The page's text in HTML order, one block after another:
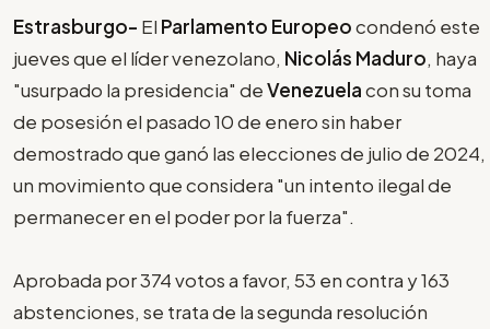
Estrasburgo- El Parlamento Europeocondenó este
jueves que el líder venezolano, Nicolás Maduro, haya
"usurpado la presidencia" deVenezuelacon su toma
de posesión el pasado 10 de enero sin haber
demostrado que ganó las elecciones de julio de 2024,
un movimiento que considera "un intento ilegal de
permanecer en el poder por la fuerza".
Aprobada por 374 votos a favor, 53 en contra y 163
abstenciones, se trata de la segunda resolución